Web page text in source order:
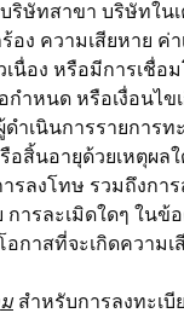
บริษัทสาขา บริษัทใ
อง ความเสียหาย
เนื่อง หรือมีการเชื่
ำหนด หรือเงื่อนไ
ดำเนินการรายการ
อสิ้นอายุด้วยเหตุผล
ารลงโทษ รวมถึงก
การละเมิดใดๆ ใ
กาสที่จะเกิดความเ
สำหรับการลงทะเบี